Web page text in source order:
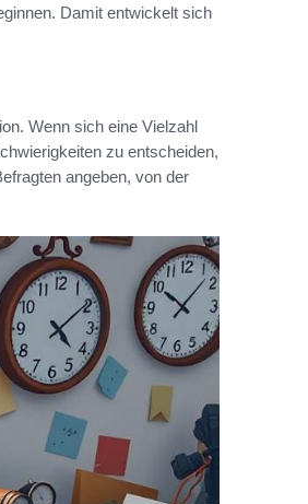
Damit entwickelt sich
Wenn sich eine Vielzahl
zu entscheiden,
angeben, von der